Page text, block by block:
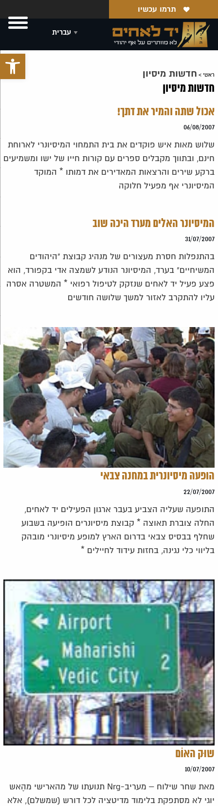
פתח
תרמו עכשיו
ראשי > חדשות מיסיון
חדשות מיסיון
אכול שתה והמיר את דתך!
06/08/2007
שלוש מאות איש פוקדים את בית התמחוי המיסיונרי לארוחת
חינם, ובתווך מקבלים ספרים עם קורות חייו של ישו ומשמיעים
ברקע שירים והרצאות המאדירים את דמותו * המוקד
המיסיונרי אף מפעיל חלוקה
המיסיונר האלים מערד היכה שוב
31/07/2007
בהתנפלות חסרת מעצורים של מנהיג קבוצת "היהודים
המשיחיים" בערד, המיסיונר הנודע לשמצה אדי בקפורד, הוא
פצע פעיל יד לאחים שנזקק לטיפול רפואי * המשטרה אסרה
עליו להתקרב לאזור למשך שלושה חודשים
הופעה מיסיונרית במחנה צבאי
22/07/2007
התופעה שעליה הצביע בעבר ארגון הפעילים יד לאחים,
החלה צוברת תאוצה * קבוצת מיסיונרים הופיעה בשבוע
שחלף בבסיס צבאי בדרום הארץ למופע מיסיונרי מובהק
בליווי כלי נגינה, בחזות עידוד לחיילים *
שוּק האוֹם
10/07/2007
מאת שחר שילוח – מעריב-Nrg תנועתו של מהארישי מהֶאש
יוגי לא מסתפקת בלימוד מדיטציה לכל דורש (שמשלם), אלא